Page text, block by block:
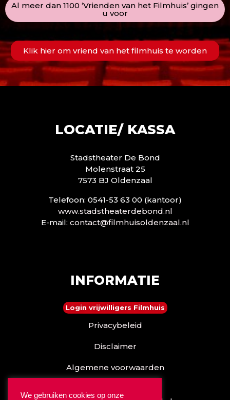
Al meer dan 1100 ‘Vrienden van het Filmhuis’ gingen
u voor
Klik hier om vriend van het filmhuis te worden
LOCATIE/ KASSA
Stadstheater De Bond
Molenstraat 25
7573 BJ Oldenzaal
Telefoon: 0541-53 63 00 (kantoor)
www.stadstheaterdebond.nl
E-mail: contact@filmhuisoldenzaal.nl
INFORMATIE
Login vrijwilligers Filmhuis
Privacybeleid
Disclaimer
Algemene voorwaarden
We gebruiken cookies op onze